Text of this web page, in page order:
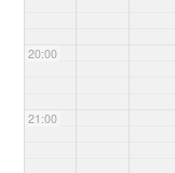
20:00
21:00